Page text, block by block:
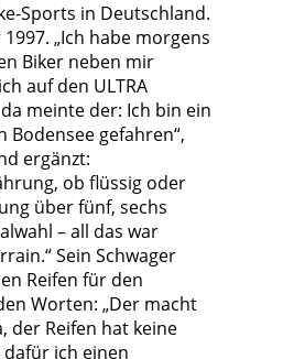
Sports in Deutschland.
„Ich habe morgens
Biker neben mir
auf den ULTRA
meinte der: Ich bin ein
Bodensee gefahren“,
ergänzt:
ob flüssig oder
über fünf, sechs
– all das war
Sein Schwager
Reifen für den
Worten: „Der macht
der Reifen hat keine
ich einen